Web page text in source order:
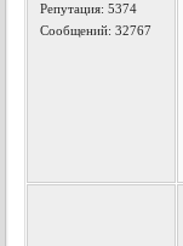
Репутация:5374
Сообщений: 32767